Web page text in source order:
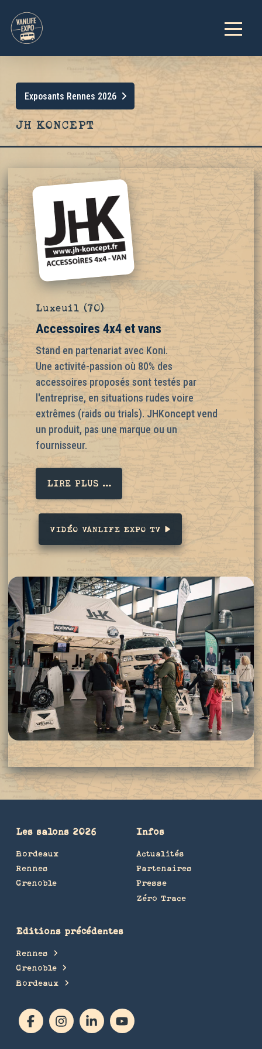
Exposants Rennes 2026
JH KONCEPT
Luxeuil (70)
Accessoires 4x4 et vans
Stand en partenariat avec Koni.
Une activité-passion où 80% des
accessoires proposés sont testés par
l'entreprise, en situations rudes voire
extrêmes (raids ou trials). JHKoncept vend
un produit, pas une marque ou un
fournisseur.
LIRE PLUS ...
VIDÉO VANLIFE EXPO TV
Les salons 2026
Bordeaux
Rennes
Grenoble
Infos
Actualités
Partenaires
Presse
Zéro Trace
Editions précédentes
Rennes
Grenoble
Bordeaux